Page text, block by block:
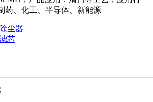
药、化工、半导体、新能源
尘器
芯